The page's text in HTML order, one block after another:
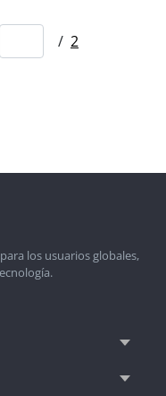
/ 2
los usuarios globales,